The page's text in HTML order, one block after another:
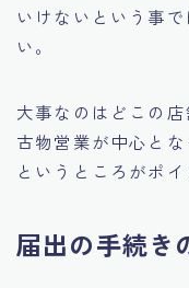
いけないという事
い。
大事なのはどこの店
古物営業が中心と
というところがポイ
届出の手続き